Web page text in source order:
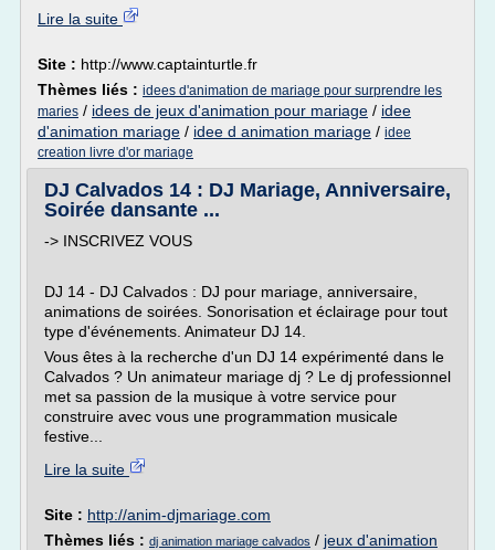
Lire la suite
Site : http://www.captainturtle.fr
Thèmes liés : idees d'animation de mariage pour surprendre les
maries / idees de jeux d'animation pour mariage / idee
d'animation mariage / idee d animation mariage / idee
creation livre d'or mariage
DJ Calvados 14 : DJ Mariage, Anniversaire,
Soirée dansante ...
-> INSCRIVEZ VOUS
DJ 14 - DJ Calvados : DJ pour mariage, anniversaire,
animations de soirées. Sonorisation et éclairage pour tout
type d'événements. Animateur DJ 14.
Vous êtes à la recherche d'un DJ 14 expérimenté dans le
Calvados ? Un animateur mariage dj ? Le dj professionnel
met sa passion de la musique à votre service pour
construire avec vous une programmation musicale
festive...
Lire la suite
Site : http://anim-djmariage.com
Thèmes liés : dj animation mariage calvados / jeux d'animation